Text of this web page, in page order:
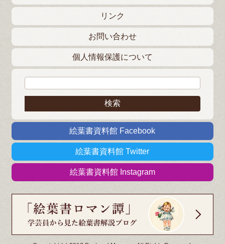
リンク
お問い合わせ
個人情報保護について
絵葉書資料館 Facebook
絵葉書資料館 Twitter
絵葉書資料館 Instagram